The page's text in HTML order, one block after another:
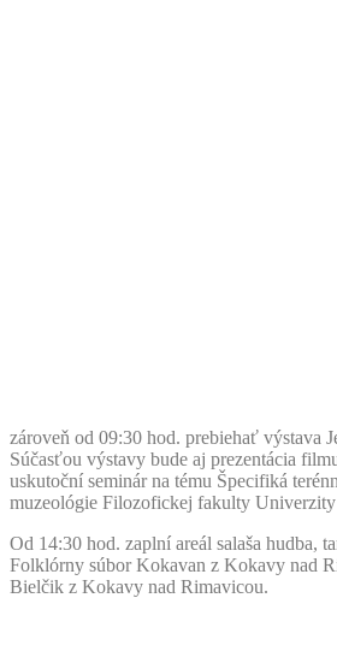
zároveň od 09:30 hod. prebiehať výstava
Súčasťou výstavy bude aj prezentácia
uskutoční seminár na tému Špecifiká
muzeológie Filozofickej fakulty
Od 14:30 hod. zaplní areál salaša
Folklórny súbor Kokavan z Kokavy nad
Bielčik z Kokavy nad Rimavicou.